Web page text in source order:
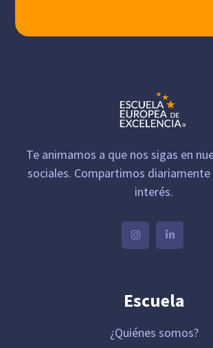
Te animamos a que nos sigas en
sociales. Compartimos
interés.
Escuela
¿Quiénes somos?